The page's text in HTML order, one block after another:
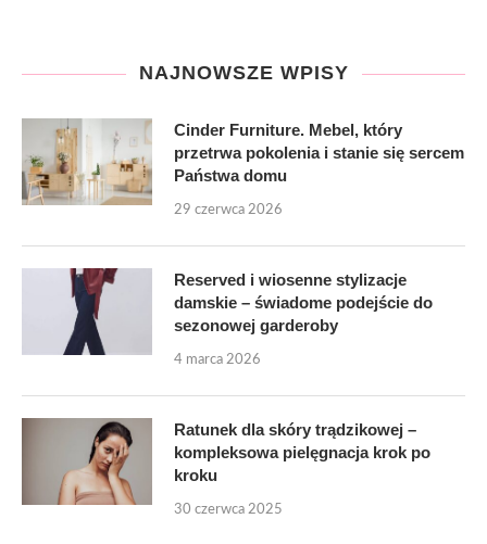
NAJNOWSZE WPISY
Cinder Furniture. Mebel, który
przetrwa pokolenia i stanie się sercem
Państwa domu
29 czerwca 2026
Reserved i wiosenne stylizacje
damskie – świadome podejście do
sezonowej garderoby
4 marca 2026
Ratunek dla skóry trądzikowej –
kompleksowa pielęgnacja krok po
kroku
30 czerwca 2025